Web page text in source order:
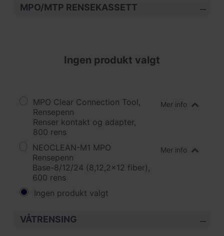
MPO/MTP RENSEKASSETT
Ingen produkt valgt
MPO Clear Connection Tool,
Rensepenn
Renser kontakt og adapter,
800 rens
Mer info
NEOCLEAN-M1 MPO
Rensepenn
Base-8/12/24 (8,12,2x12 fiber),
600 rens
Mer info
Ingen produkt valgt
VÅTRENSING